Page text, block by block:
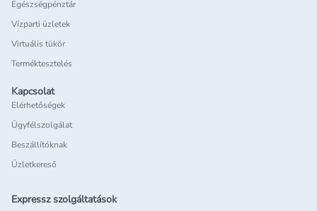
Egészségpénztár
Vízparti üzletek
Virtuális tükör
Terméktesztelés
Kapcsolat
Elérhetőségek
Ügyfélszolgálat
Beszállítóknak
Üzletkereső
Expressz szolgáltatások